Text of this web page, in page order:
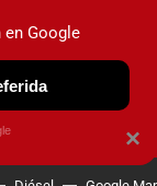
×
Google